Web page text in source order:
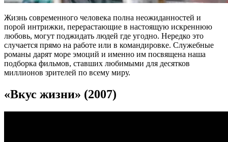
Жизнь современного человека полна неожиданностей и
порой интрижки, перерастающие в настоящую искреннюю
любовь, могут поджидать людей где угодно. Нередко это
случается прямо на работе или в командировке. Служебные
романы дарят море эмоций и именно им посвящена наша
подборка фильмов, ставших любимыми для десятков
миллионов зрителей по всему миру.
«Вкус жизни» (2007)